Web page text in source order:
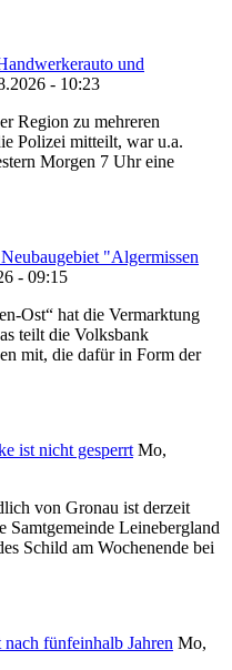
und
- 10:23
Region zu mehreren
Polizei mitteilt, war u.a.
Morgen 7 Uhr eine
"Algermissen
- 09:15
Ost“ hat die Vermarktung
teilt die Volksbank
mit, die dafür in Form der
ist nicht gesperrt Mo,
von Gronau ist derzeit
Samtgemeinde Leinebergland
Schild am Wochenende bei
fünfeinhalb Jahren Mo,